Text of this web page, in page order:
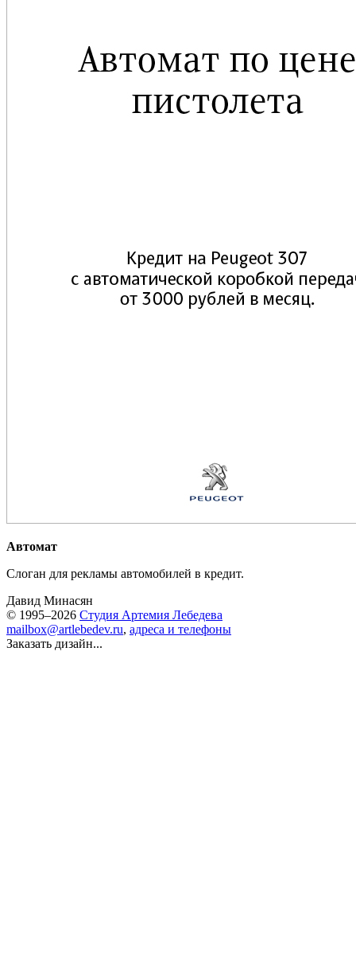
Автомат
Слоган для рекламы автомобилей в кредит.
Давид Минасян
© 1995–2026 Студия Артемия Лебедева
mailbox@artlebedev.ru, адреса и телефоны
Заказать дизайн...